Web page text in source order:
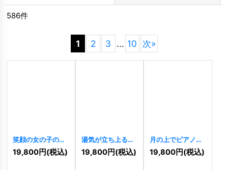
絞り込む
586件
1 2 3 ... 10 次»
笑顔の女の子の顔
ロゴ[11383]
19,800円(税込)
湯気が立ち上る
熱々のボウルと太
陽のロゴ [ 11384]
19,800円(税込)
月の上でピアノを
弾くうさぎの夢か
わいいロゴ
19,800円(税込)